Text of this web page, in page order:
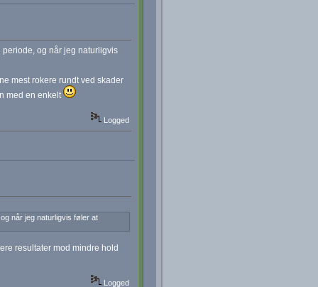
og når jeg naturligvis
mest rokere rundt ved skader
med en enkelt
Logged
når jeg naturligvis føler at
resultater mod mindre hold
Logged